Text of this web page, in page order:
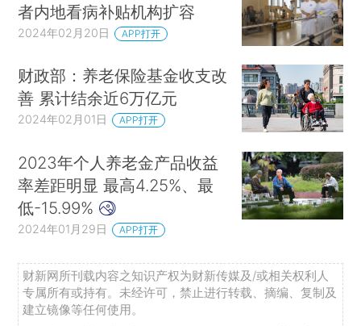
者内地看病补贴机构扩容
2024年02月20日 APP打开
财政部：养老保险基金收支改
善 累计结余近6万亿元
2024年02月01日 APP打开
2023年个人养老金产品收益
率差距明显 最高4.25%、最
低-15.99%
2024年01月29日 APP打开
财新网所刊载内容之知识产权为财新传媒及/或相关权利人
专属所有或持有。未经许可，禁止进行转载、摘编、复制及
建立镜像等任何使用。